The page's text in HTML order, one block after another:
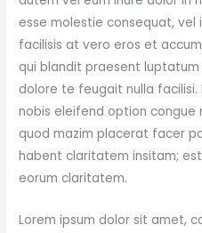
esse molestie consequat,
facilisis at vero eros et
qui blandit praesent luptatum
dolore te feugait nulla
nobis eleifend option congue
quod mazim placerat facer
habent claritatem insitam;
eorum claritatem.
Lorem ipsum dolor sit amet,